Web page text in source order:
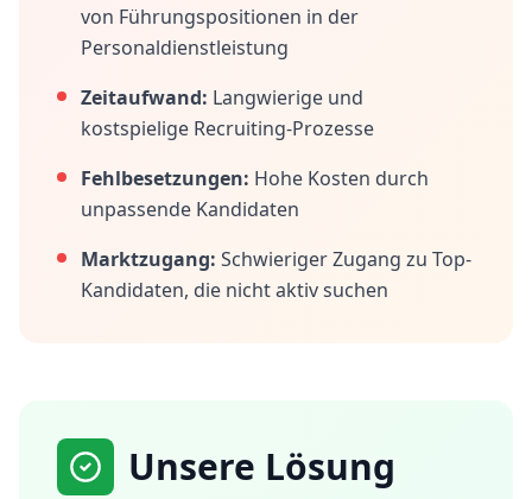
von Führungspositionen in der
Personaldienstleistung
Zeitaufwand: Langwierige und
kostspielige Recruiting-Prozesse
Fehlbesetzungen: Hohe Kosten durch
unpassende Kandidaten
Marktzugang: Schwieriger Zugang zu Top-
Kandidaten, die nicht aktiv suchen
Unsere Lösung